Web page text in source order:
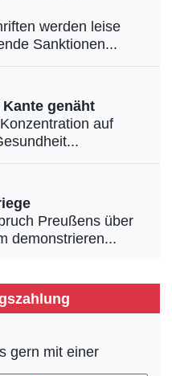
werden leise
Sanktionen...
genäht
auf
Preußens über
demonstrieren...
gern mit einer